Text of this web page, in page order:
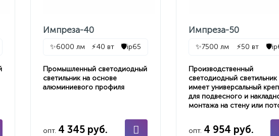
Импреза-40
✨6000 лм ⚡40 вт 🛡️ip65
Промышленный светодиодный
светильник на основе
алюминиевого профиля
опт. 4 345 руб.
Импреза-50
✨7500 лм ⚡50 вт 🛡️
Производственный
светодиодный светильник
имеет универсальный
для подвесного и
монтажа на стену или
опт. 4 954 руб.